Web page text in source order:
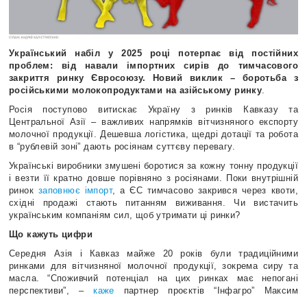
Український набіл у 2025 році потерпає від постійних
проблем: від навали імпортних сирів до тимчасового
закриття ринку Євросоюзу. Новий виклик – боротьба з
російськими молокопродуктами на азійському ринку.
Росія поступово витискає Україну з ринків Кавказу та
Центральної Азії – важливих напрямків вітчизняного експорту
молочної продукції. Дешевша логістика, щедрі дотації та робота
в “рублевій зоні” дають росіянам суттєву перевагу.
Українські виробники змушені боротися за кожну тонну продукції
і везти її кратно довше порівняно з росіянами. Поки внутрішній
ринок заповнює імпорт, а ЄС тимчасово закрився через квоти,
східні продажі стають питанням виживання. Чи вистачить
українським компаніям сил, щоб утримати ці ринки?
Що кажуть цифри
Середня Азія і Кавказ майже 20 років були традиційними
ринками для вітчизняної молочної продукції, зокрема сиру та
масла. “Споживчий потенціал на цих ринках має непогані
перспективи”, –каже партнер проєктів “Інфагро” Максим